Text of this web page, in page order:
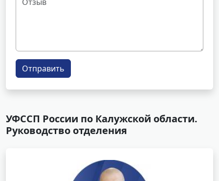
Отправить
УФССП России по Калужской области.
Руководство отделения